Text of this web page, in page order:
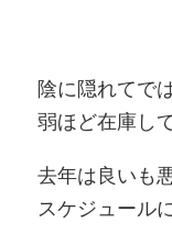
陰に隠れてで
弱ほど在庫し
去年は良いも
スケジュール